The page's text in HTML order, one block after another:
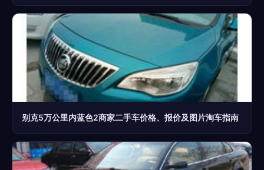
别克5万公里内蓝色2商家二手车价格、报价及图片淘车指南